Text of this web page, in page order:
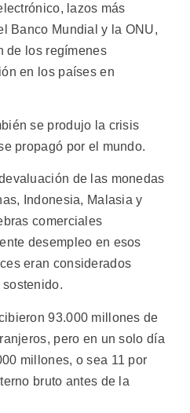
lazos más
Banco Mundial y la ONU,
de los regímenes
en los países en
se produjo la crisis
propagó por el mundo.
de las monedas
Indonesia, Malasia y
comerciales
desempleo en esos
eran considerados
93.000 millones de
pero en un solo día
millones, o sea 11 por
bruto antes de la